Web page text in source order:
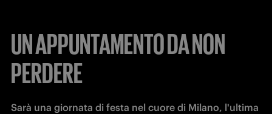
UN APPUNTAMENTO DA NON
PERDERE
Sarà una giornata di festa nel cuore di Milano, l'ultima